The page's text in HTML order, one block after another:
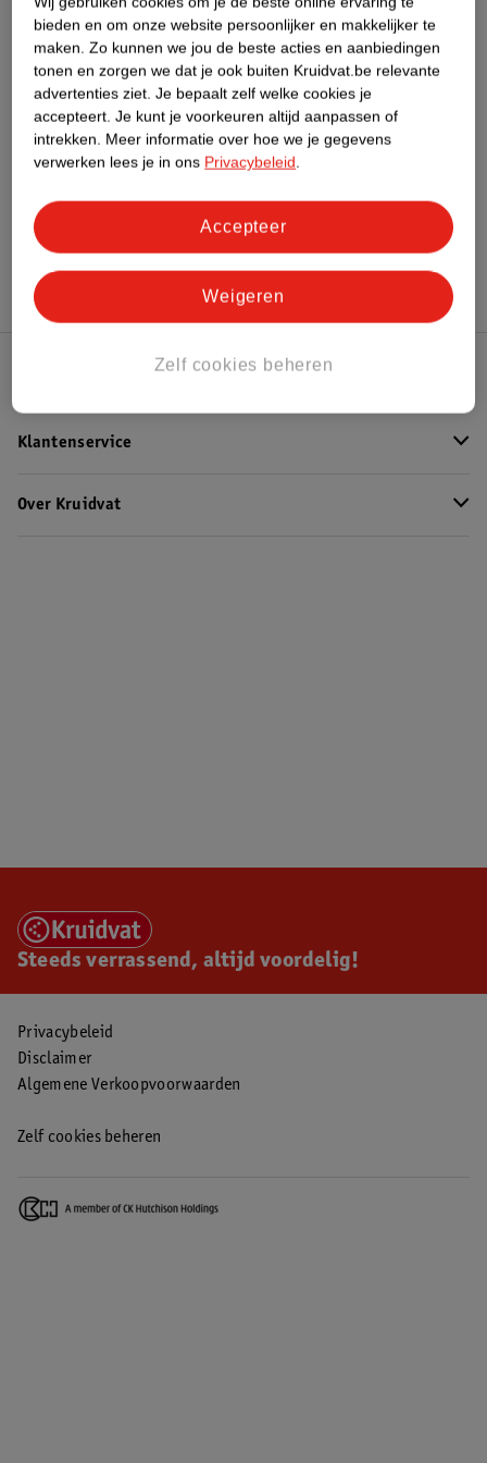
Bestel & Bezorginformatie
Bekijk ook
Hoe controleren wij de reviews?
Klantenservice
Over Kruidvat
Steeds verrassend, altijd voordelig!
Privacybeleid
Disclaimer
Algemene Verkoopvoorwaarden
Zelf cookies beheren
bieden en om onze website persoonlijker en makkelijker te
maken. Zo kunnen we jou de beste acties en aanbiedingen
tonen en zorgen we dat je ook buiten Kruidvat.be relevante
advertenties ziet. Je bepaalt zelf welke cookies je
accepteert. Je kunt je voorkeuren altijd aanpassen of
intrekken. Meer informatie over hoe we je gegevens
verwerken lees je in ons Privacybeleid.
Zelf cookies beheren
Weigeren
Accepteer